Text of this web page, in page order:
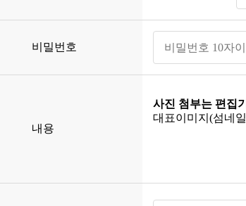
비밀번호
내용
사진 첨부는 편집
대표이미지(섬네